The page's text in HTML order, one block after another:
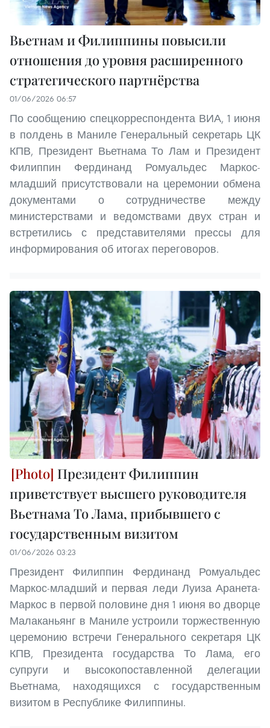
Вьетнам и Филиппины повысили
отношения до уровня расширенного
стратегического партнёрства
01/06/2026 06:57
По сообщению спецкорреспондента ВИА, 1 июня
в полдень в Маниле Генеральный секретарь ЦК
КПВ, Президент Вьетнама То Лам и Президент
Филиппин Фердинанд Ромуальдес Маркос-
младший присутствовали на церемонии обмена
документами о сотрудничестве между
министерствами и ведомствами двух стран и
встретились с представителями прессы для
информирования об итогах переговоров.
Президент Филиппин
приветствует высшего руководителя
Вьетнама То Лама, прибывшего с
государственным визитом
01/06/2026 03:23
Президент Филиппин Фердинанд Ромуальдес
Маркос-младший и первая леди Луиза Аранета-
Маркос в первой половине дня 1 июня во дворце
Малаканьянг в Маниле устроили торжественную
церемонию встречи Генерального секретаря ЦК
КПВ, Президента государства То Лама, его
супруги и высокопоставленной делегации
Вьетнама, находящихся с государственным
визитом в Республике Филиппины.